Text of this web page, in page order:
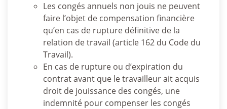
Les congés annuels non jouis ne peuvent
faire l’objet de compensation financière
qu’en cas de rupture définitive de la
relation de travail (article 162 du Code du
Travail).
En cas de rupture ou d’expiration du
contrat avant que le travailleur ait acquis
droit de jouissance des congés, une
indemnité pour compenser les congés